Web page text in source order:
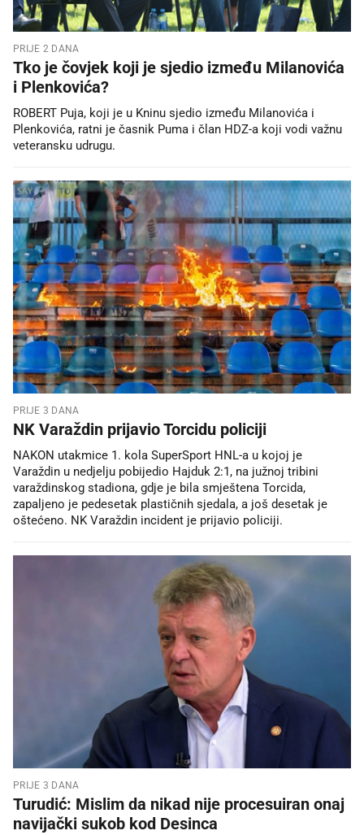
PRIJE 2 DANA
Tko je čovjek koji je sjedio između Milanovića
i Plenkovića?
ROBERT Puja, koji je u Kninu sjedio između Milanovića i
Plenkovića, ratni je časnik Puma i član HDZ-a koji vodi važnu
veteransku udrugu.
PRIJE 3 DANA
NK Varaždin prijavio Torcidu policiji
NAKON utakmice 1. kola SuperSport HNL-a u kojoj je
Varaždin u nedjelju pobijedio Hajduk 2:1, na južnoj tribini
varaždinskog stadiona, gdje je bila smještena Torcida,
zapaljeno je pedesetak plastičnih sjedala, a još desetak je
oštećeno. NK Varaždin incident je prijavio policiji.
PRIJE 3 DANA
Turudić: Mislim da nikad nije procesuiran onaj
navijački sukob kod Desinca